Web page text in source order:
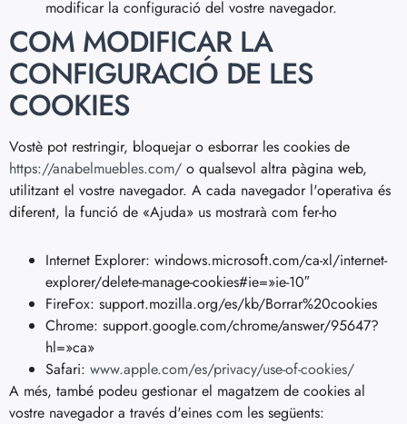
modificar la configuració del vostre navegador.
COM MODIFICAR LA
CONFIGURACIÓ DE LES
COOKIES
Vostè pot restringir, bloquejar o esborrar les cookies de
https://anabelmuebles.com/ o qualsevol altra pàgina web,
utilitzant el vostre navegador. A cada navegador l'operativa és
diferent, la funció de «Ajuda» us mostrarà com fer-ho
Internet Explorer: windows.microsoft.com/ca-xl/internet-
explorer/delete-manage-cookies#ie=»ie-10″
FireFox: support.mozilla.org/es/kb/Borrar%20cookies
Chrome: support.google.com/chrome/answer/95647?
hl=»ca»
Safari: www.apple.com/es/privacy/use-of-cookies/
A més, també podeu gestionar el magatzem de cookies al
vostre navegador a través d'eines com les següents: